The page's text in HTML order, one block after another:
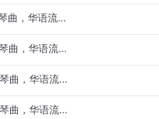
【钢琴轻音乐】第11集-只想静静听的抒情钢琴曲，华语流行经典歌曲!
【钢琴轻音乐】第12集-只想静静听的抒情钢琴曲，华语流行经典歌曲!
【钢琴轻音乐】第13集-只想静静听的抒情钢琴曲，华语流行经典歌曲!
【钢琴轻音乐】第14集-只想静静听的抒情钢琴曲，华语流行经典歌曲!